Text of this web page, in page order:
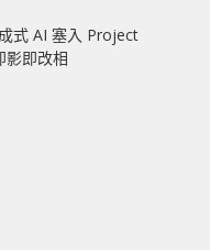
式 AI 塞入 Project
即改相